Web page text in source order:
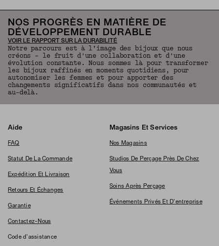
NOS PROGRÈS EN MATIÈRE DE
DÉVELOPPEMENT DURABLE
VOIR LE RAPPORT SUR LA DURABILITÉ
Notre parcours est à l’image des bijoux que nous
créons – le fruit d'une collaboration et d'une
évolution constante. Nous sommes là pour transformer
les bijoux raffinés en moments quotidiens, pour
autonomiser les femmes et pour apporter des
changements significatifs dans nos communautés et
au-delà.
Aide
FAQ
Statut De La Commande
Expédition Et Livraison
Retours Et Échanges
Garantie
Contactez-Nous
Code d'assistance
Magasins Et Services
Nos Magasins
Studios De Perçage Près De Chez
Vous
Soins Après Perçage
Événements Privés Et D'entreprise